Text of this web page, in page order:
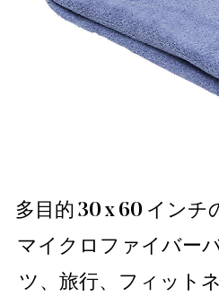
多目的 30 x 60 インチ
マイクロファイバー
ツ、旅行、フィット